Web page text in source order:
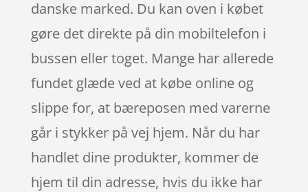
danske marked. Du kan oven i købet
gøre det direkte på din mobiltelefon i
bussen eller toget. Mange har allerede
fundet glæde ved at købe online og
slippe for, at bæreposen med varerne
går i stykker på vej hjem. Når du har
handlet dine produkter, kommer de
hjem til din adresse, hvis du ikke har